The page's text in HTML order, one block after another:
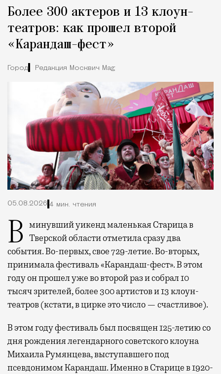
Более 300 актеров и 13 клоун-
театров: как прошел второй
«Карандаш-фест»
Город Редакция Москвич Mag
05.08.2026 4 мин. чтения
В минувший уикенд маленькая Старица в Тверской области отметила сразу два
события. Во-первых, свое 729-летие. Во-вторых,
принимала фестиваль «Карандаш-фест». В этом
году он прошел уже во второй раз и собрал 10
тысяч зрителей, более 300 артистов и 13 клоун-
театров (кстати, в цирке это число — счастливое).
В этом году фестиваль был посвящен 125-летию со
дня рождения легендарного советского клоуна
Михаила Румянцева, выступавшего под
псевдонимом Карандаш. Именно в Старице в 1920-